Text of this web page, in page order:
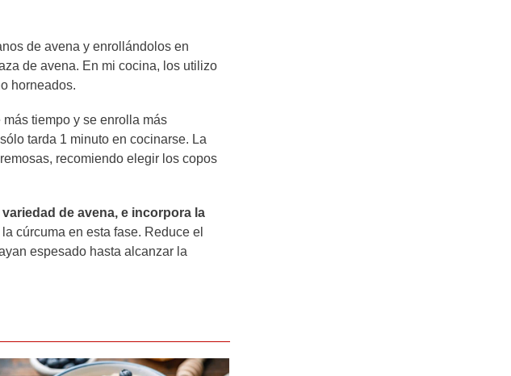
de avena y enrollándolos en
de avena. En mi cocina, los utilizo
horneados.
tiempo y se enrolla más
tarda 1 minuto en cocinarse. La
recomiendo elegir los copos
de avena, e incorpora la
cúrcuma en esta fase. Reduce el
espesado hasta alcanzar la